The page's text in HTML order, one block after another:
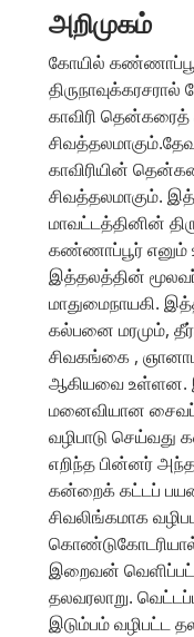
அறிமுகம்
கோயில்
காவிரி
காவிரியின்
சிவத்தலமாகும்.
மாவட்டத்தினின்
கண்ணாப்பூர் எனும்
இத்தலத்தின் மூலவர்
மாதுமைநாயகி.
கல்பனை மரமும்,
சிவகங்கை ,
ஆகியவை உள்ளன.
மனைவியான
வழிபாடு
எறிந்த பின்னர்
கன்றைக் கட்டப்
சிவலிங்கமாக
இறைவன்
தலவரலாறு.
இடும்பம் வழிபட்ட